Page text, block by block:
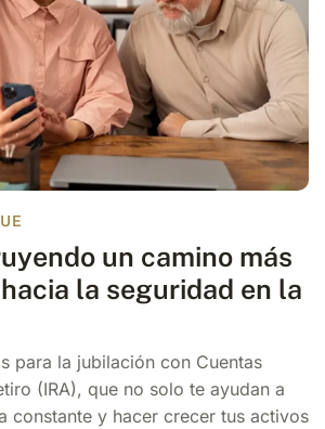
un camino más
la seguridad en la
para la jubilación con Cuentas
(IRA), que no solo te ayudan a
constante y hacer crecer tus activos